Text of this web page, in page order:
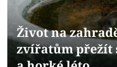
Přihlášení
Život na
zvířatům přežít